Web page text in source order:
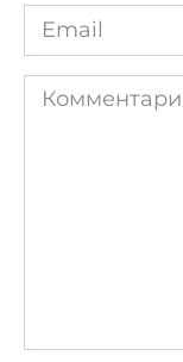
Email
*
Комментарий